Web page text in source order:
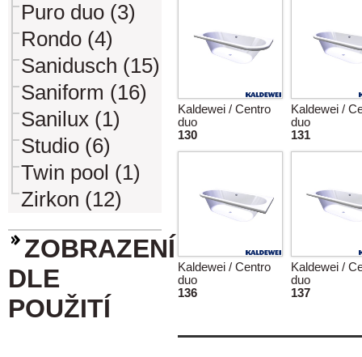
Puro duo (3)
Rondo (4)
Sanidusch (15)
Saniform (16)
Sanilux (1)
Studio (6)
Twin pool (1)
Zirkon (12)
ZOBRAZENÍ
DLE
POUŽITÍ
Kaldewei / Centro
duo
130
Kaldewei /
duo
131
Kaldewei / Centro
duo
136
Kaldewei /
duo
137